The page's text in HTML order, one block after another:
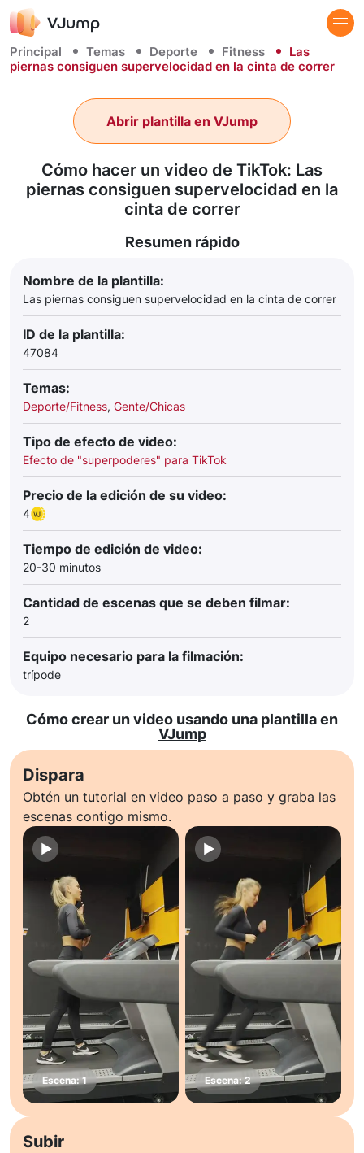
Principal Temas Deporte Fitness
Las
piernas consiguen supervelocidad en la cinta de correr
Cómo hacer un video de TikTok: Las
piernas consiguen supervelocidad en la
cinta de correr
Abrir plantilla en VJump
Resumen rápido
Nombre de la plantilla:
Las piernas consiguen supervelocidad en la cinta de correr
ID de la plantilla:
47084
Temas:
Deporte/Fitness, Gente/Chicas
Tipo de efecto de video:
Efecto de "superpoderes" para TikTok
Precio de la edición de su video:
4
Tiempo de edición de video:
20-30 minutos
Cantidad de escenas que se deben filmar:
2
Equipo necesario para la filmación:
trípode
Cómo crear un video usando una plantilla en
VJump
Dispara
Obtén un tutorial en video paso a paso y graba las
escenas contigo mismo.
Subir